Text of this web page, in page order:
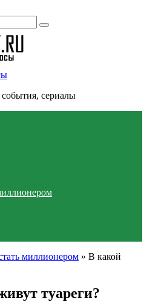
сериалы
миллионером » В какой
туареги?